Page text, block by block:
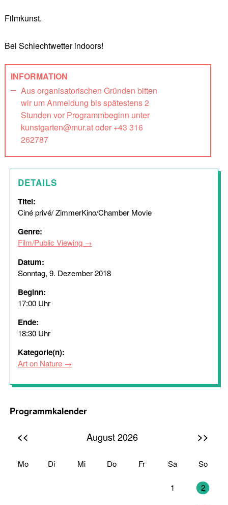
Filmkunst.
Bei Schlechtwetter indoors!
INFORMATION
Aus organisatorischen Gründen bitten
wir um Anmeldung bis spätestens 2
Stunden vor Programmbeginn unter
kunstgarten@mur.at oder +43 316
262787
DETAILS
Titel:
Ciné privé/ ZimmerKino/Chamber Movie
Genre:
Film/Public Viewing
Datum:
Sonntag, 9. Dezember 2018
Beginn:
17:00 Uhr
Ende:
18:30 Uhr
Kategorie(n):
Art on Nature
Programmkalender
<< August 2026 >>
Mo Di Mi Do Fr Sa So
1 2